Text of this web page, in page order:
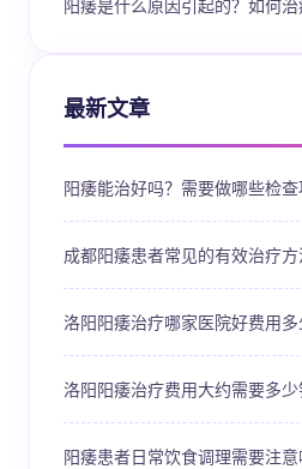
阳痿是什么原因引起的？如何
最新文章
阳痿能治好吗？需要做哪些检查
成都阳痿患者常见的有效治疗
洛阳阳痿治疗哪家医院好费用
洛阳阳痿治疗费用大约需要多
阳痿患者日常饮食调理需要注